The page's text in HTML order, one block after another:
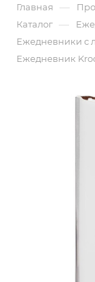
Главная —
Каталог —
Ежедневники с
Ежедневник